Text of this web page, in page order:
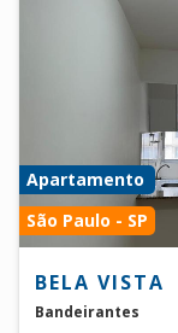
Apartamento
São Paulo - SP
BELA VISTA
Bandeirantes